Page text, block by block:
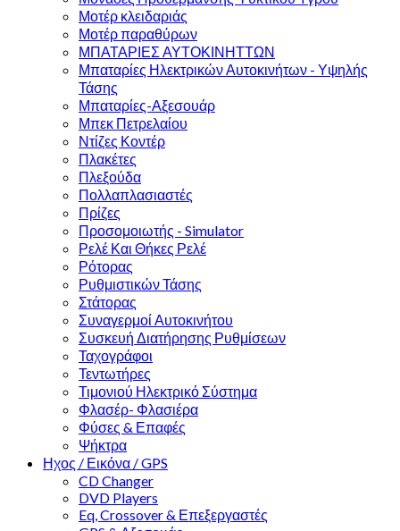
Μοτέρ κλειδαριάς
Μοτέρ παραθύρων
ΜΠΑΤΑΡΙΕΣ ΑΥΤΟΚΙΝΗΤΤΩΝ
Μπαταρίες Ηλεκτρικών Αυτοκινήτων - Υψηλής
Τάσης
Μπαταρίες-Αξεσουάρ
Μπεκ Πετρελαίου
Ντίζες Κοντέρ
Πλακέτες
Πλεξούδα
Πολλαπλασιαστές
Πρίζες
Προσομοιωτής - Simulator
Ρελέ Και Θήκες Ρελέ
Ρότορας
Ρυθμιστικών Τάσης
Στάτορας
Συναγερμοί Αυτοκινήτου
Συσκευή Διατήρησης Ρυθμίσεων
Ταχογράφοι
Τεντωτήρες
Τιμονιού Ηλεκτρικό Σύστημα
Φλασέρ- Φλασιέρα
Φύσες & Επαφές
Ψήκτρα
Ηχος / Εικόνα / GPS
CD Changer
DVD Players
Eq, Crossover & Επεξεργαστές